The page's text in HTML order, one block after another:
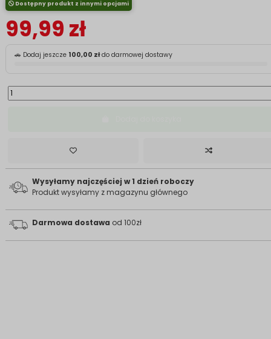
Dostępny produkt z innymi opcjami
99,99 zł
🚗 Dodaj jeszcze 100,00 złdo darmowej dostawy
Wysyłamy najczęściej w 1 dzień roboczy
Produkt wysyłamy z magazynu głównego
Darmowa dostawa od 100zł